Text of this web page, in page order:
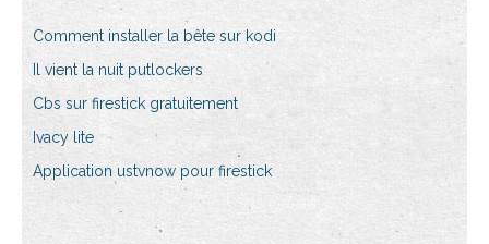
Comment installer la bête sur kodi
Il vient la nuit putlockers
Cbs sur firestick gratuitement
Ivacy lite
Application ustvnow pour firestick